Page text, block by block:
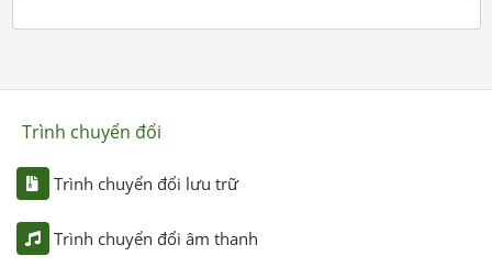
Trình chuyển đổi
Trình chuyển đổi lưu trữ
Trình chuyển đổi âm thanh